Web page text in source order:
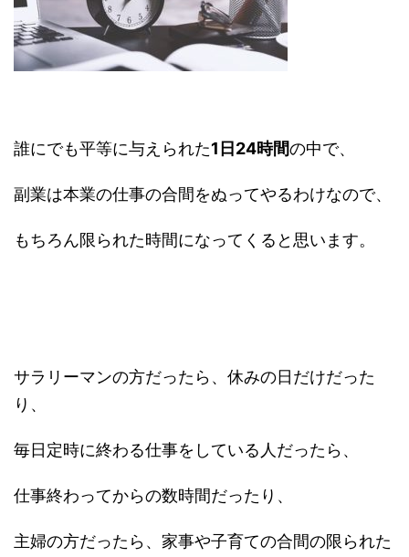
誰にでも平等に与えられた1日24時間の中で、
副業は本業の仕事の合間をぬってやるわけなので、
もちろん限られた時間になってくると思います。
サラリーマンの方だったら、休みの日だけだった
り、
毎日定時に終わる仕事をしている人だったら、
仕事終わってからの数時間だったり、
主婦の方だったら、家事や子育ての合間の限られた